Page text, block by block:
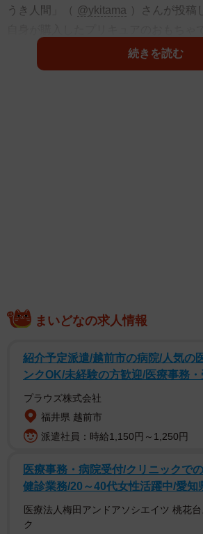
うき人間」（ @ykitama ）さんが投稿
娘さんが喜んで遊んでいるといいます
ら子へと受け継がれたこのエピソード
に、多くの人の琴線に触れた投稿とな
17年の時を経て甦ったプリキュアのお
んな経緯で手に入れたものだったのか
な様子でそれを受け取ったのか。改造
しいお話を伺いました。
続きを読む
まいどなの求人情報
紹介予定派遣/越前市の病院/人気の
ンクOK/未経験の方歓迎/医療事務
プラウズ株式会社
福井県 越前市
派遣社員：時給1,150円～1,250円
医療事務・病院受付/クリニックで
健診業務/20～40代女性活躍中/愛知
医療法人梅田アンドアソシエイツ 桃花
ク